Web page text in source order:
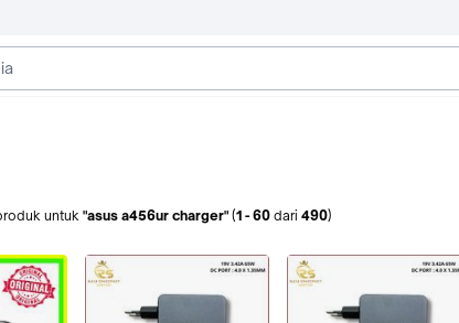
untuk "asus a456ur charger" (1 -60 dari 490)